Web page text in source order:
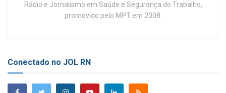
Rádio e Jornalismo em Saúde e Segurança do Trabalho,
promovido pelo MPT em 2008.
Conectado no JOL RN